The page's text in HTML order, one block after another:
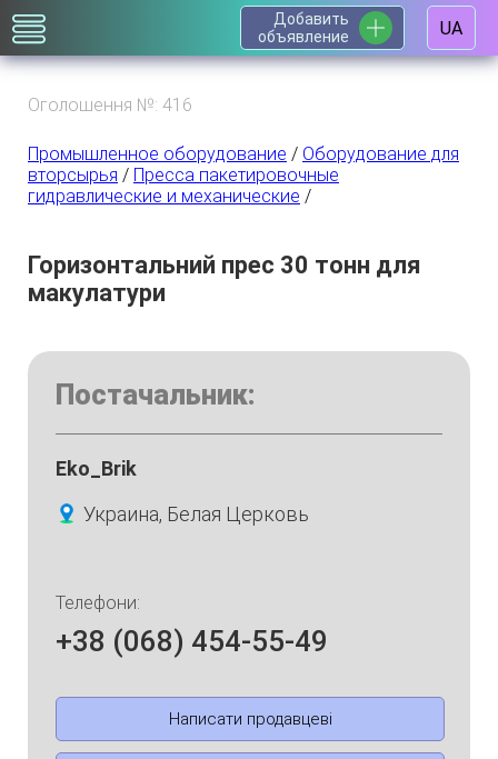
Добавить
объявление
UA
Оголошення №: 416
Промышленное оборудование / Оборудование для
вторсырья / Пресса пакетировочные
гидравлические и механические /
Горизонтальний прес 30 тонн для
макулатури
Постачальник:
Eko_Brik
Украина, Белая Церковь
Телефони:
+38 (068) 454-55-49
Написати продавцеві